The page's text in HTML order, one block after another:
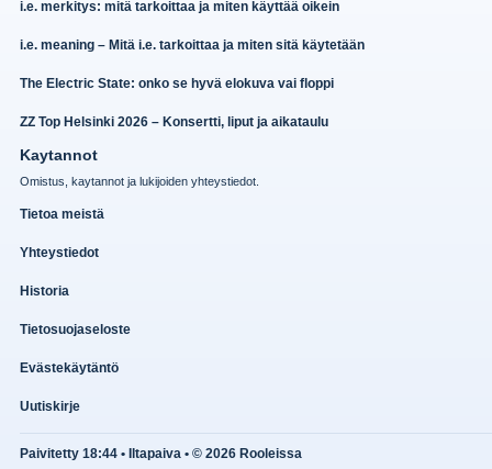
i.e. merkitys: mitä tarkoittaa ja miten käyttää oikein
i.e. meaning – Mitä i.e. tarkoittaa ja miten sitä käytetään
The Electric State: onko se hyvä elokuva vai floppi
ZZ Top Helsinki 2026 – Konsertti, liput ja aikataulu
Kaytannot
Omistus, kaytannot ja lukijoiden yhteystiedot.
Tietoa meistä
Yhteystiedot
Historia
Tietosuojaseloste
Evästekäytäntö
Uutiskirje
Paivitetty 18:44 • Iltapaiva • © 2026 Rooleissa